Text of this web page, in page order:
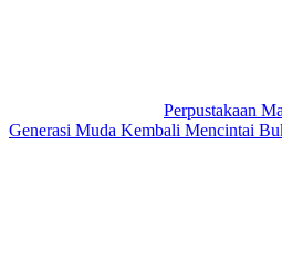
Perpustakaan
Generasi Muda Kembali Mencintai